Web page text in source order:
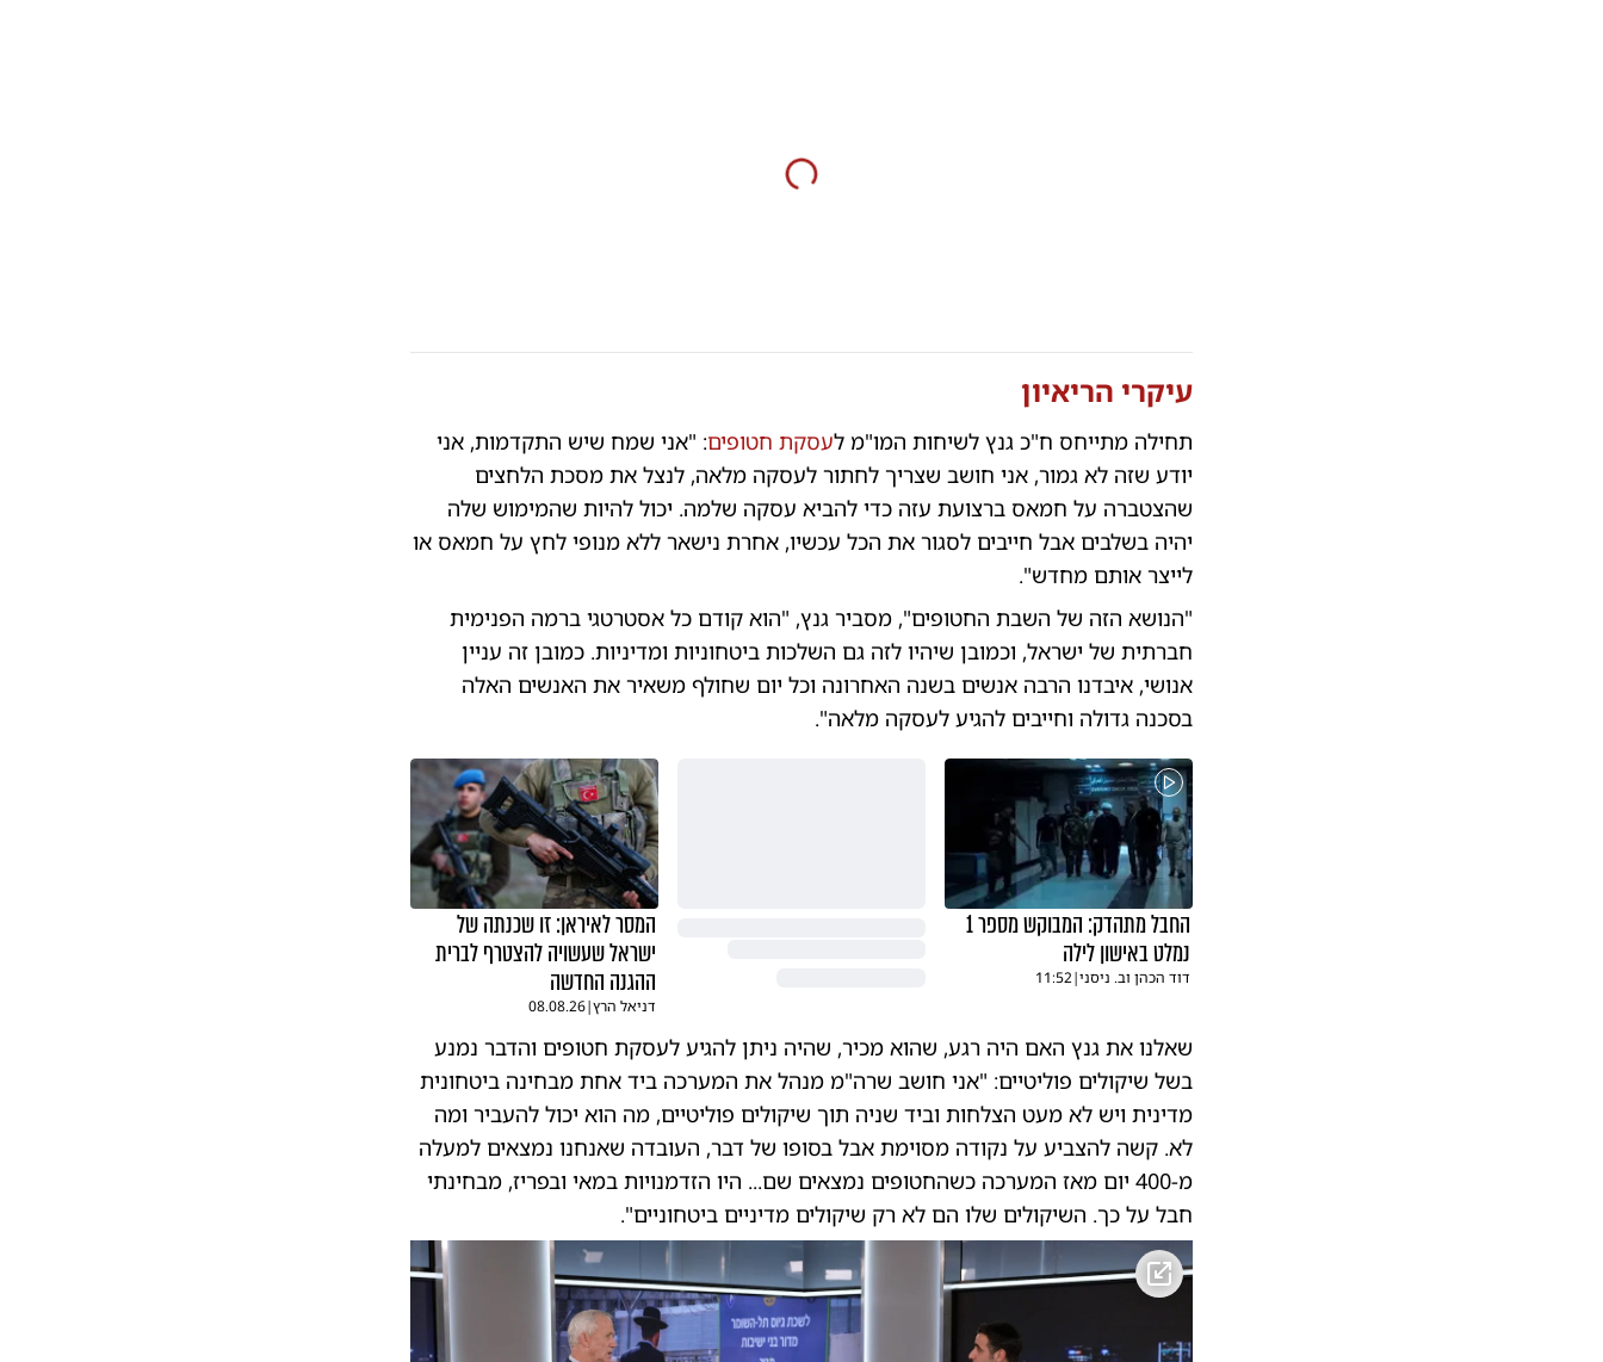
עיקרי הריאיון
תחילה מתייחס ח"כ גנץ לשיחות המו"מ לעסקת חטופים: "אני שמח שיש התקדמות, אני
יודע שזה לא גמור, אני חושב שצריך לחתור לעסקה מלאה, לנצל את מסכת הלחצים
שהצטברה על חמאס ברצועת עזה כדי להביא עסקה שלמה. יכול להיות שהמימוש שלה
יהיה בשלבים אבל חייבים לסגור את הכל עכשיו, אחרת נישאר ללא מנופי לחץ על חמאס או
לייצר אותם מחדש".
"הנושא הזה של השבת החטופים", מסביר גנץ, "הוא קודם כל אסטרטגי ברמה הפנימית
חברתית של ישראל, וכמובן שיהיו לזה גם השלכות ביטחוניות ומדיניות. כמובן זה עניין
אנושי, איבדנו הרבה אנשים בשנה האחרונה וכל יום שחולף משאיר את האנשים האלה
בסכנה גדולה וחייבים להגיע לעסקה מלאה".
החבל מתהדק: המבוקש מספר 1
נמלט באישון לילה
דוד הכהן וב. ניסני|
11:52
המסר לאיראן: זו שכנתה של
ישראל שעשויה להצטרף לברית
ההגנה החדשה
דניאל הרץ|
08.08.26
שאלנו את גנץ האם היה רגע, שהוא מכיר, שהיה ניתן להגיע לעסקת חטופים והדבר נמנע
בשל שיקולים פוליטיים: "אני חושב שרה"מ מנהל את המערכה ביד אחת מבחינה ביטחונית
מדינית ויש לא מעט הצלחות וביד שניה תוך שיקולים פוליטיים, מה הוא יכול להעביר ומה
לא. קשה להצביע על נקודה מסוימת אבל בסופו של דבר, העובדה שאנחנו נמצאים למעלה
מ-400 יום מאז המערכה כשהחטופים נמצאים שם... היו הזדמנויות במאי ובפריז, מבחינתי
חבל על כך. השיקולים שלו הם לא רק שיקולים מדיניים ביטחוניים".